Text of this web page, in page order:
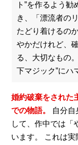
ト”を作るよう
き、「漂流者の
たどり着けるの
やかだけれど、
る、大切なもの
下マジック”にハ
婚約破棄をされた
での物語。
自分自
して、作中では「
います。 これは